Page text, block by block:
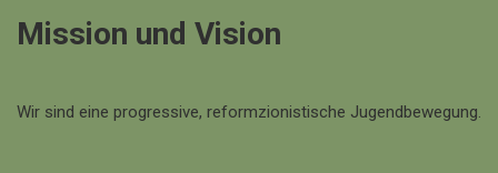
Mission und Vision
Wir sind eine progressive, reformzionistische Jugendbewegung.